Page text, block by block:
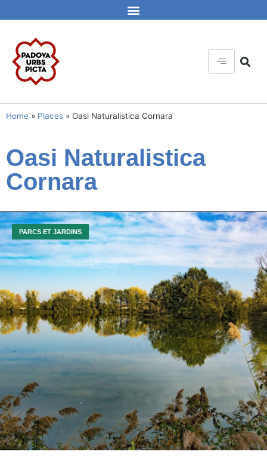
Home » Places » Oasi Naturalistica Cornara
Oasi Naturalistica
Cornara
PARCS ET JARDINS